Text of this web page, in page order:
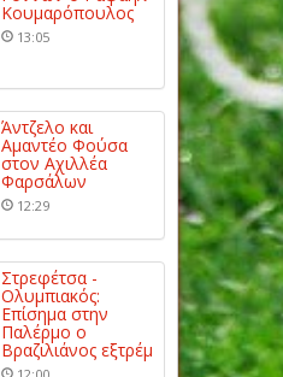
Κουμαρόπουλος
13:05
Άντζελο και
Αμαντέο Φούσα
στον Αχιλλέα
Φαρσάλων
12:29
Στρεφέτσα -
Ολυμπιακός:
Επίσημα στην
Παλέρμο ο
Βραζιλιάνος εξτρέμ